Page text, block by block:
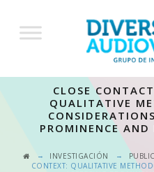
CLOSE
QUALITATIVE
PROMINENCE
→ INVESTIGACIÓN →
CONTEXT: QUALITATIVE